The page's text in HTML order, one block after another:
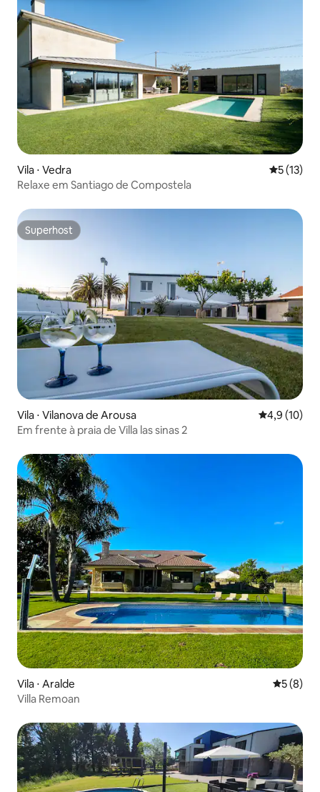
Vila ⋅ Vedra 5 de uma
5 (13)
Relaxe em Santiago de Compostela
Superhost
Superhost
Vila ⋅ Vilanova de Arousa 4,9 de uma
4,9 (10)
Em frente à praia de Villa las sinas 2
Vila ⋅ Aralde 5 de
5 (8)
Villa Remoan